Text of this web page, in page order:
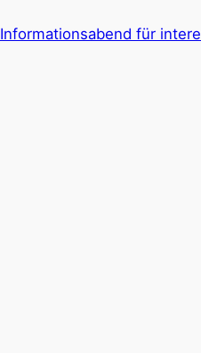
Informationsabend für